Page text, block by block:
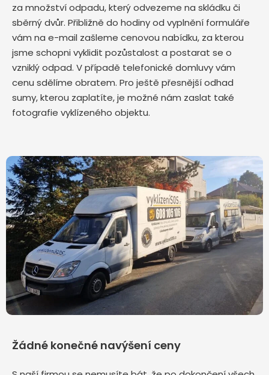
za množství odpadu, který odvezeme na skládku či
sběrný dvůr. Přibližně do hodiny od vyplnění formuláře
vám na e-mail zašleme cenovou nabídku, za kterou
jsme schopni vyklidit pozůstalost a postarat se o
vzniklý odpad. V případě telefonické domluvy vám
cenu sdělíme obratem. Pro ještě přesnější odhad
sumy, kterou zaplatíte, je možné nám zaslat také
fotografie vyklízeného objektu.
Žádné konečné navýšení ceny